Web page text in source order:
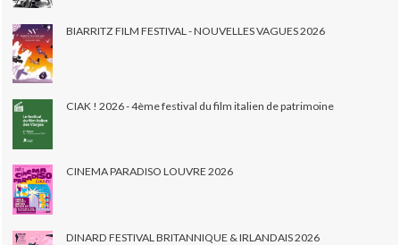
BIARRITZ FILM FESTIVAL - NOUVELLES VAGUES 2026
CIAK ! 2026 - 4ème festival du film italien de patrimoine
CINEMA PARADISO LOUVRE 2026
DINARD FESTIVAL BRITANNIQUE & IRLANDAIS 2026